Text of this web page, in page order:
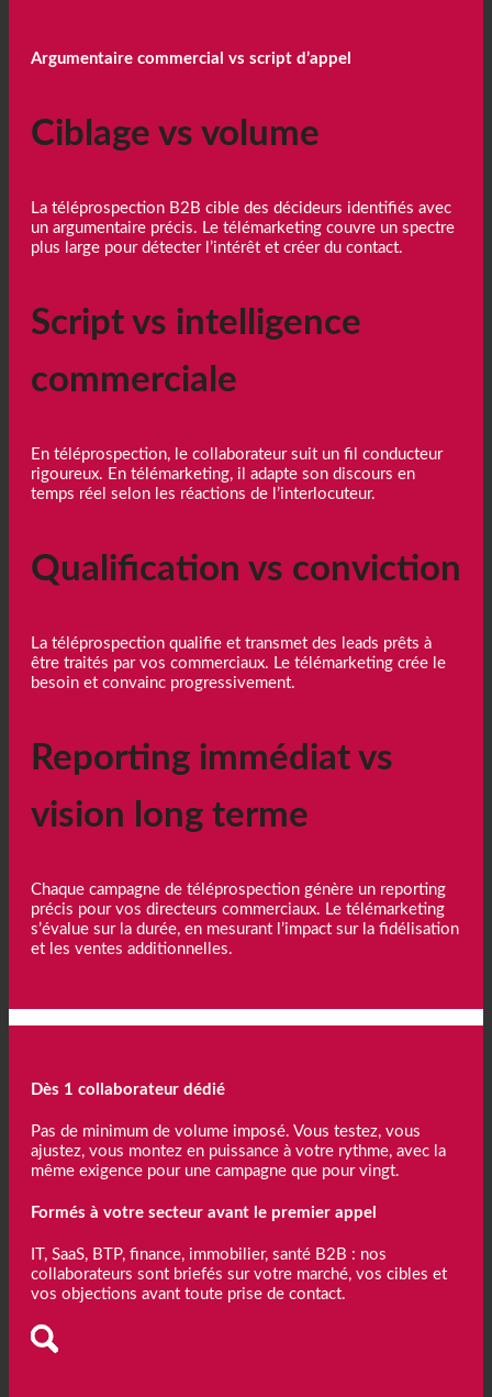
Argumentaire commercial vs script d’appel
Ciblage vs volume
La téléprospection B2B cible des décideurs identifiés avec
un argumentaire précis. Le télémarketing couvre un spectre
plus large pour détecter l’intérêt et créer du contact.
Script vs intelligence
commerciale
En téléprospection, le collaborateur suit un fil conducteur
rigoureux. En télémarketing, il adapte son discours en
temps réel selon les réactions de l’interlocuteur.
Qualification vs conviction
La téléprospection qualifie et transmet des leads prêts à
être traités par vos commerciaux. Le télémarketing crée le
besoin et convainc progressivement.
Reporting immédiat vs
vision long terme
Chaque campagne de téléprospection génère un reporting
précis pour vos directeurs commerciaux. Le télémarketing
s’évalue sur la durée, en mesurant l’impact sur la fidélisation
et les ventes additionnelles.
Dès 1 collaborateur dédié
Pas de minimum de volume imposé. Vous testez, vous
ajustez, vous montez en puissance à votre rythme, avec la
même exigence pour une campagne que pour vingt.
Formés à votre secteur avant le premier appel
IT, SaaS, BTP, finance, immobilier, santé B2B : nos
collaborateurs sont briefés sur votre marché, vos cibles et
vos objections avant toute prise de contact.